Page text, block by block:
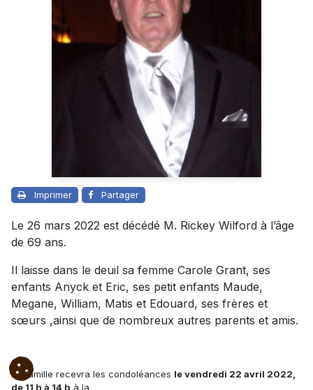
Imprimer Partager
Le 26 mars 2022 est décédé M. Rickey Wilford à l’âge
de 69 ans.
Il laisse dans le deuil sa femme Carole Grant, ses
enfants Anyck et Eric, ses petit enfants Maude,
Megane, William, Matis et Edouard, ses frères et
sœurs ,ainsi que de nombreux autres parents et amis.
La famille recevra les condoléances le vendredi 22 avril 2022,
de 11 h à 14 h à la